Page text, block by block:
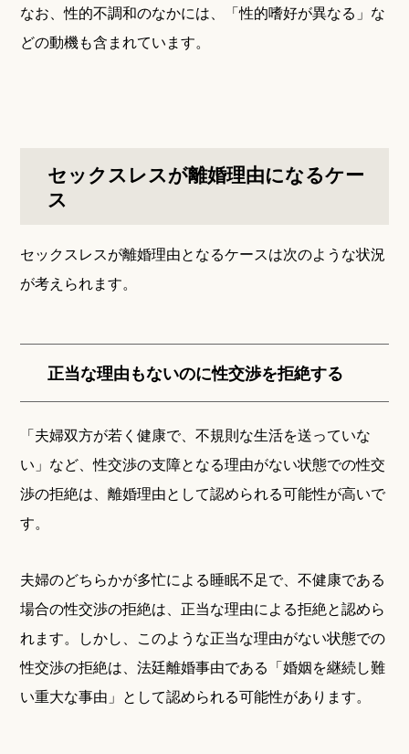
なお、性的不調和のなかには、「性的嗜好が異なる」な
どの動機も含まれています。
セックスレスが離婚理由になるケー
ス
セックスレスが離婚理由となるケースは次のような状況
が考えられます。
正当な理由もないのに性交渉を拒絶する
「夫婦双方が若く健康で、不規則な生活を送っていな
い」など、性交渉の支障となる理由がない状態での性交
渉の拒絶は、離婚理由として認められる可能性が高いで
す。
夫婦のどちらかが多忙による睡眠不足で、不健康である
場合の性交渉の拒絶は、正当な理由による拒絶と認めら
れます。しかし、このような正当な理由がない状態での
性交渉の拒絶は、法廷離婚事由である「婚姻を継続し難
い重大な事由」として認められる可能性があります。